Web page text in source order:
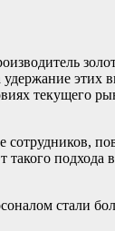
удержание
текущего
сотрудников,
подхода
стали